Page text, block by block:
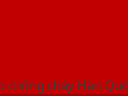
chống cháy Hàn